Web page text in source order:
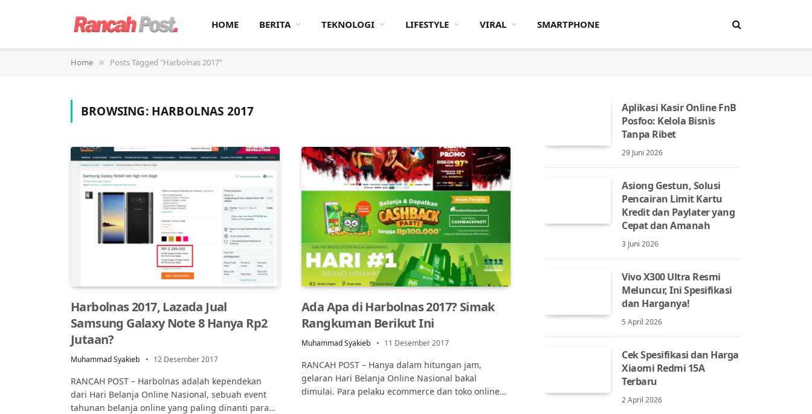
HOME BERITA TEKNOLOGI LIFESTYLE VIRAL SMARTPHONE
Home » Posts Tagged "Harbolnas 2017"
BROWSING: HARBOLNAS 2017
Harbolnas 2017, Lazada Jual
Samsung Galaxy Note 8 Hanya Rp2
Jutaan?
Muhammad Syakieb 12 Desember 2017
RANCAH POST – Harbolnas adalah kependekan
dari Hari Belanja Online Nasional, sebuah event
tahunan belanja online yang paling dinanti para…
Ada Apa di Harbolnas 2017? Simak
Rangkuman Berikut Ini
Muhammad Syakieb 11 Desember 2017
RANCAH POST – Hanya dalam hitungan jam,
gelaran Hari Belanja Online Nasional bakal
dimulai. Para pelaku ecommerce dan toko online…
Aplikasi Kasir Online FnB
Posfoo: Kelola Bisnis
Tanpa Ribet
29 Juni 2026
Asiong Gestun, Solusi
Pencairan Limit Kartu
Kredit dan Paylater yang
Cepat dan Amanah
3 Juni 2026
Vivo X300 Ultra Resmi
Meluncur, Ini Spesifikasi
dan Harganya!
5 April 2026
Cek Spesifikasi dan Harga
Xiaomi Redmi 15A
Terbaru
2 April 2026